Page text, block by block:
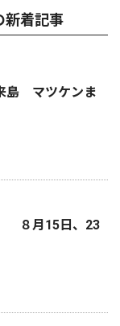
新着記事
島 マツケンま
８月15日、23